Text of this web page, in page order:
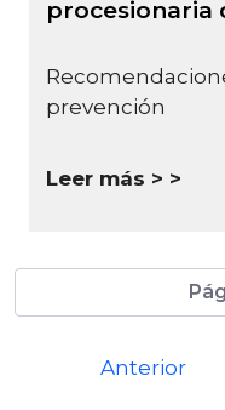
procesionaria
prevención
Leer más >
Anterior